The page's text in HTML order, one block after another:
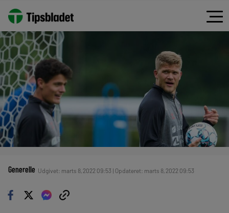
Generelle Udgivet: marts 8, 2022 09:53 | Opdateret: marts 8, 2022 09:53